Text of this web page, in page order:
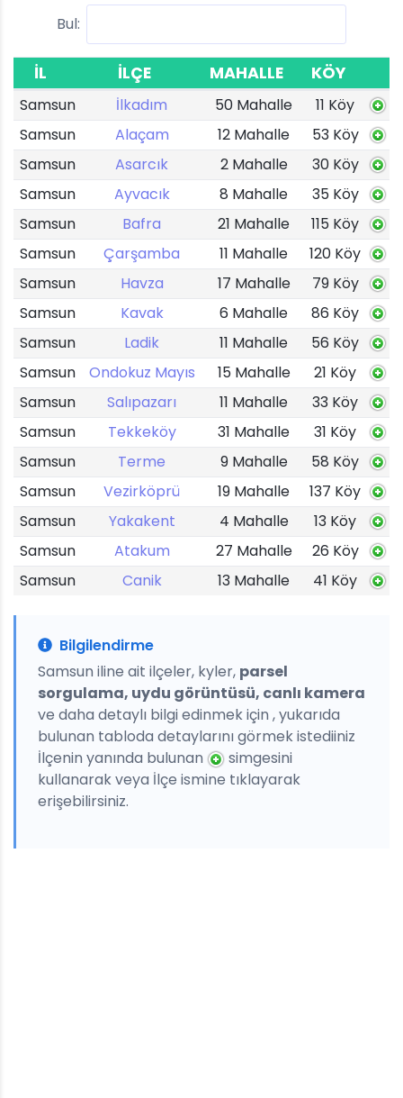
Bul:
İL İLÇE MAHALLE KÖY
Samsun İlkadım 50 Mahalle
11 Köy
Samsun
Alaçam 12 Mahalle
53 Köy
Samsun
Asarcık 2 Mahalle
30 Köy
Samsun
Ayvacık 8 Mahalle
35 Köy
Samsun
Bafra 21 Mahalle
115 Köy
Samsun
Çarşamba 11 Mahalle
120 Köy
Samsun
Havza 17 Mahalle
79 Köy
Samsun
Kavak 6 Mahalle
86 Köy
Samsun
Ladik 11 Mahalle
56 Köy
Samsun
Ondokuz Mayıs 15 Mahalle
21 Köy
Samsun
Salıpazarı 11 Mahalle
33 Köy
Samsun
Tekkeköy 31 Mahalle
31 Köy
Samsun
Terme 9 Mahalle
58 Köy
Samsun
Vezirköprü 19 Mahalle
137 Köy
Samsun
Yakakent 4 Mahalle
13 Köy
Samsun
Atakum 27 Mahalle
26 Köy
Samsun
Canik 13 Mahalle 41 Köy
Bilgilendirme
Samsun iline ait ilçeler, kyler, parsel
sorgulama, uydu görüntüsü, canlı kamera
ve daha detaylı bilgi edinmek için , yukarıda
bulunan tabloda detaylarını görmek istediiniz
İlçenin yanında bulunan
simgesini
kullanarak veya İlçe ismine tıklayarak
erişebilirsiniz.